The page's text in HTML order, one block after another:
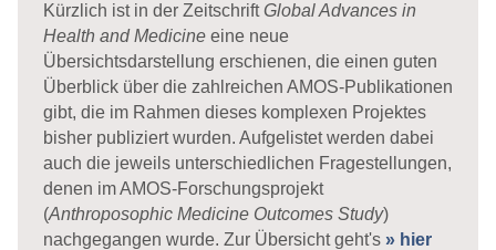
Kürzlich ist in der ZeitschriftGlobal Advances in
Health and Medicineeine neue
Übersichtsdarstellung erschienen, die einen guten
Überblick über die zahlreichen AMOS-Publikationen
gibt, die im Rahmen dieses komplexen Projektes
bisher publiziert wurden. Aufgelistet werden dabei
auch die jeweils unterschiedlichen Fragestellungen,
denen im AMOS-Forschungsprojekt
(Anthroposophic Medicine Outcomes Study)
nachgegangen wurde. Zur Übersicht geht's » hier